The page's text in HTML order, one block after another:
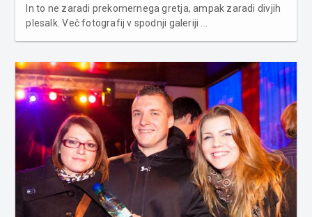
In to ne zaradi prekomernega gretja, ampak zaradi divjih
plesalk. Več fotografij v spodnji galeriji ...